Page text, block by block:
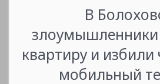
В
квартиру и избили
мобильный